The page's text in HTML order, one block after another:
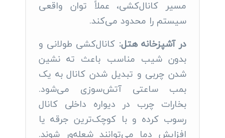
مسیر کانال‌کشی، عملاً توان واقعی
سیستم را محدود می‌کند.
در آشپزخانه هتل: کانال‌کشی طولانی و
بدون شیب مناسب باعث ته نشین
شدن چربی و تبدیل شدن کانال به یک
بمب ساعتی آتش‌سوزی می‌شود.
بخارات چرب در دیواره داخلی کانال
رسوب کرده و با کوچک‌ترین جرقه یا
افزایش دما می‌توانند شعله‌ور شوند.